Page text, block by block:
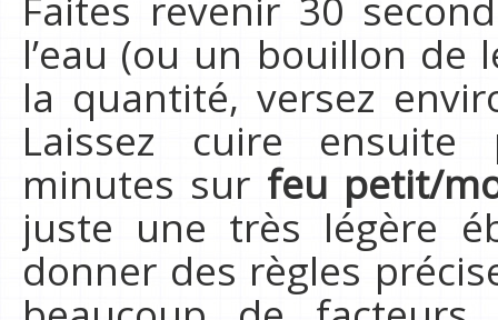
l’eau (ou un bouillon de
la quantité, versez
Laissez cuire
minutes sur feu petit/
juste une très légère
donner des règles